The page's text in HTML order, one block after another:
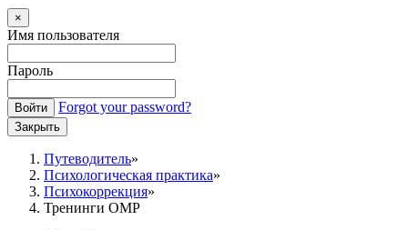
×
Имя пользователя
Пароль
Войти Forgot your password?
Закрыть
Путеводитель
Психологическая практика
Психокоррекция
Тренинги OMP